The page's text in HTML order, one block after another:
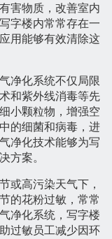
害物质，改善室内
字楼内常常存在一
用能够有效清除这
净化系统不仅局限
和紫外线消毒等先
小颗粒物，增强空
的细菌和病毒，进
净化技术能够为写
方案。
或高污染天气下，
的花粉过敏，常常
净化系统，写字楼
过敏员工减少因环